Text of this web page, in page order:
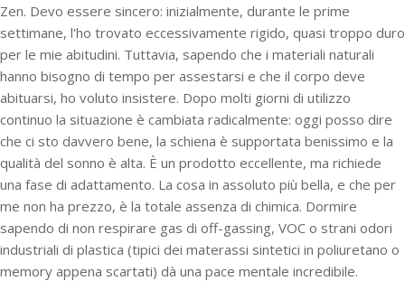
Zen. Devo essere sincero: inizialmente, durante le prime
settimane, l'ho trovato eccessivamente rigido, quasi troppo duro
per le mie abitudini. Tuttavia, sapendo che i materiali naturali
hanno bisogno di tempo per assestarsi e che il corpo deve
abituarsi, ho voluto insistere. Dopo molti giorni di utilizzo
continuo la situazione è cambiata radicalmente: oggi posso dire
che ci sto davvero bene, la schiena è supportata benissimo e la
qualità del sonno è alta. È un prodotto eccellente, ma richiede
una fase di adattamento. La cosa in assoluto più bella, e che per
me non ha prezzo, è la totale assenza di chimica. Dormire
sapendo di non respirare gas di off-gassing, VOC o strani odori
industriali di plastica (tipici dei materassi sintetici in poliuretano o
memory appena scartati) dà una pace mentale incredibile.